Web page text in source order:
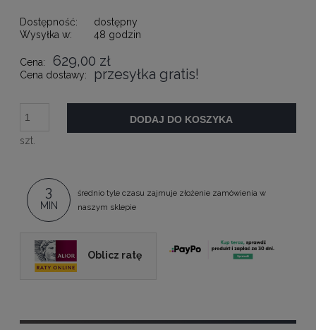
Dostępność:
dostępny
Wysyłka w:
48 godzin
Cena: 629,00 zł
Cena dostawy: przesyłka gratis!
szt.
DODAJ DO KOSZYKA
3
MIN
średnio tyle czasu zajmuje złożenie zamówienia w
naszym sklepie
Oblicz ratę